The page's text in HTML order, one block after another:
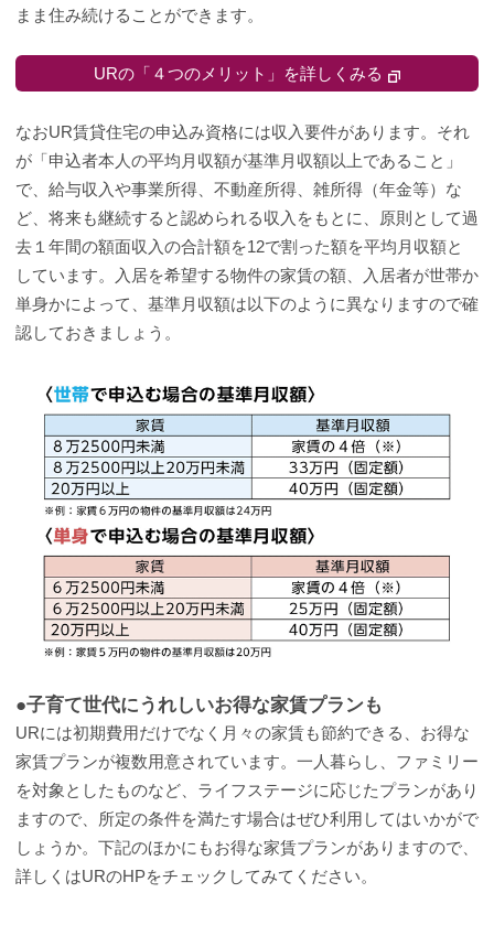
まま住み続けることができます。
URの「４つのメリット」を詳しくみる
なおUR賃貸住宅の申込み資格には収入要件があります。それ
が「申込者本人の平均月収額が基準月収額以上であること」
で、給与収入や事業所得、不動産所得、雑所得（年金等）な
ど、将来も継続すると認められる収入をもとに、原則として過
去１年間の額面収入の合計額を12で割った額を平均月収額と
しています。入居を希望する物件の家賃の額、入居者が世帯か
単身かによって、基準月収額は以下のように異なりますので確
認しておきましょう。
●子育て世代にうれしいお得な家賃プランも
URには初期費用だけでなく月々の家賃も節約できる、お得な
家賃プランが複数用意されています。一人暮らし、ファミリー
を対象としたものなど、ライフステージに応じたプランがあり
ますので、所定の条件を満たす場合はぜひ利用してはいかがで
しょうか。下記のほかにもお得な家賃プランがありますので、
詳しくはURのHPをチェックしてみてください。